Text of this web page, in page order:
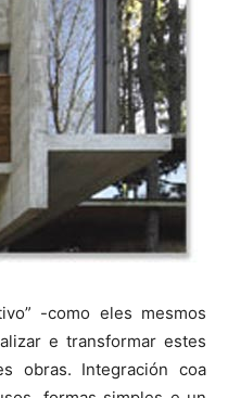
-como eles mesmos
e transformar estes
obras. Integración coa